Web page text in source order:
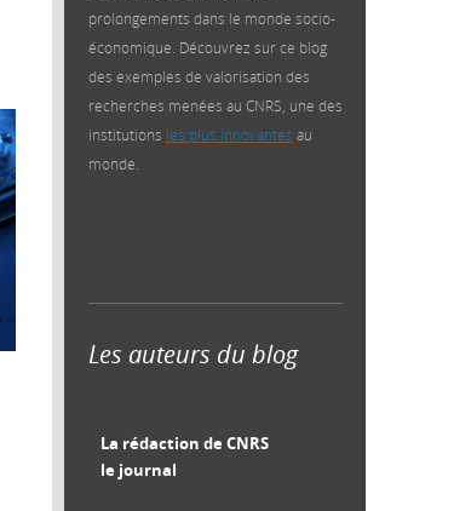
prolongements dans le monde socio-
économique. Découvrez sur ce blog
des exemples de valorisation des
recherches menées au CNRS, une des
institutions les plus innovantes au
monde.
Les auteurs du blog
La rédaction de CNRS
le journal